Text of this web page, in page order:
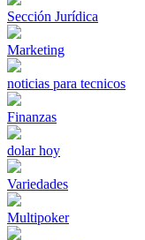
Sección Jurídica
Marketing
noticias para tecnicos
Finanzas
dolar hoy
Variedades
Multipoker